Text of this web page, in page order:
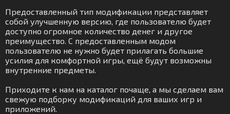
Предоставленный тип модификации представляет
собой улучшенную версию, где пользователю будет
доступно огромное количество денег и другое
преимущество. С предоставленным модом
пользователю не нужно будет прилагать большие
усилия для комфортной игры, ещё будут возможны
внутренние предметы.
Приходите к нам на каталог почаще, а мы сделаем вам
свежую подборку модификаций для ваших игр и
приложений.